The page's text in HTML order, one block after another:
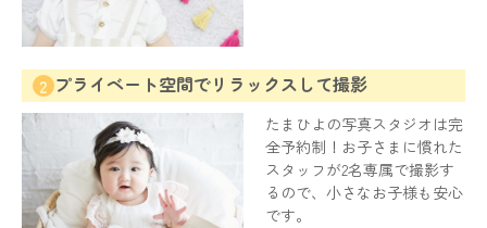
2 プライベート空間でリラックスして撮影
たまひよの写真スタジオは完
全予約制！お子さまに慣れた
スタッフが2名専属で撮影す
るので、小さなお子様も安心
です。